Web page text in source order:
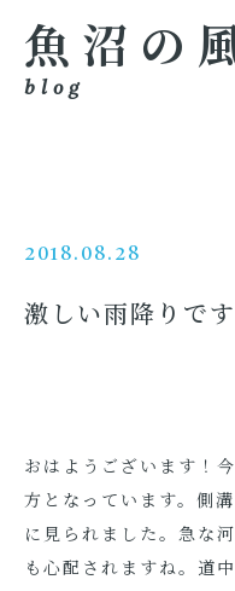
魚沼の
blog
2018.08.28
激しい雨降りです
おはようございます！
方となっています。側
に見られました。急な
も心配されますね。道